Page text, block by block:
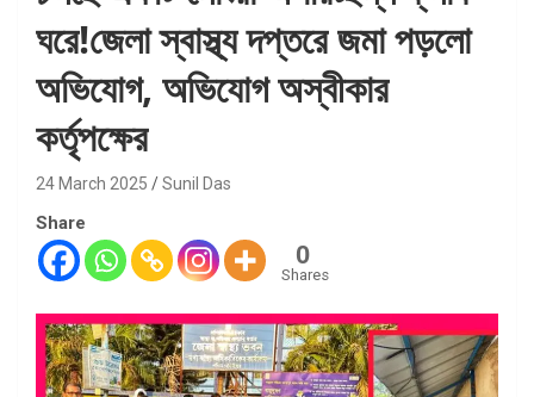
ঘরে!জেলা স্বাস্থ্য দপ্তরে জমা পড়লো
অভিযোগ, অভিযোগ অস্বীকার
কর্তৃপক্ষের
24 March 2025 Sunil Das
Share
0
Shares